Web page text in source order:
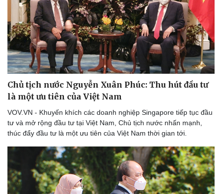
Thể thao
Lịch thi đấu bóng đá
Thế giới thể thao
eSports
Hậu trường
Xe máy
Tư vấn
Chủ tịch nước Nguyễn Xuân Phúc: Thu hút đầu tư
là một ưu tiên của Việt Nam
VOV.VN - Khuyến khích các doanh nghiệp Singapore tiếp tục đầu
tư và mở rộng đầu tư tại Việt Nam, Chủ tịch nước nhấn mạnh,
thúc đẩy đầu tư là một ưu tiên của Việt Nam thời gian tới.